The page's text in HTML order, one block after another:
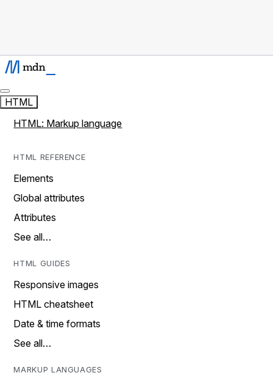
HTML
HTML: Markup language
HTML REFERENCE
Elements
Global attributes
Attributes
See all…
HTML GUIDES
Responsive images
HTML cheatsheet
Date & time formats
See all…
MARKUP LANGUAGES